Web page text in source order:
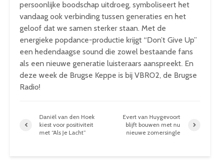
persoonlijke boodschap uitdroeg, symboliseert het
vandaag ook verbinding tussen generaties en het
geloof dat we samen sterker staan. Met de
energieke popdance-productie krijgt “Don’t Give Up”
een hedendaagse sound die zowel bestaande fans
als een nieuwe generatie luisteraars aanspreekt. En
deze week de Brugse Keppe is bij VBRO2, de Brugse
Radio!
Daniël van den Hoek
kiest voor positiviteit
met “Als Je Lacht”
Evert van Huygevoort
blijft bouwen met nu
nieuwe zomersingle